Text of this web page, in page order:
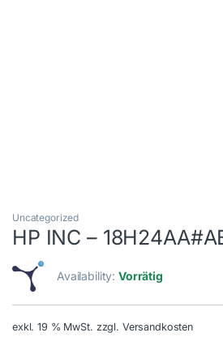
Uncategorized
HP INC –
Availability:Vorrätig
exkl. 19 % MwSt. zzgl. Versandkosten